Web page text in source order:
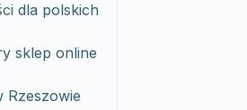
dla polskich
sklep online
Rzeszowie